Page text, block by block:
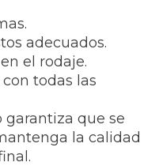
adecuados.
el rodaje.
todas las
que se
la calidad